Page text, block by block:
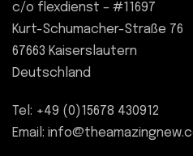
c/o flexdienst – #11697
Kurt-Schumacher-Straße 76
67663 Kaiserslautern
Deutschland
Tel: +49 (0)15678 430912
Email: